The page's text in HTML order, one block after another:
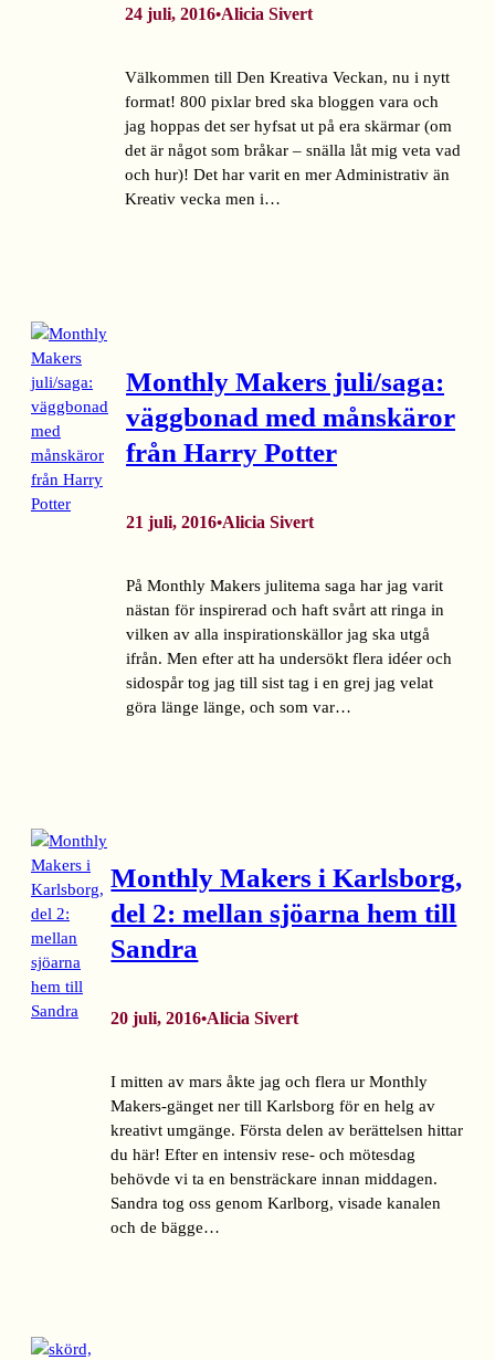
24 juli, 2016•Alicia Sivert
Välkommen till Den Kreativa Veckan, nu i nytt
format! 800 pixlar bred ska bloggen vara och
jag hoppas det ser hyfsat ut på era skärmar (om
det är något som bråkar – snälla låt mig veta vad
och hur)! Det har varit en mer Administrativ än
Kreativ vecka men i…
Monthly Makers juli/saga:
väggbonad med månskäror
från Harry Potter
21 juli, 2016•Alicia Sivert
På Monthly Makers julitema saga har jag varit
nästan för inspirerad och haft svårt att ringa in
vilken av alla inspirationskällor jag ska utgå
ifrån. Men efter att ha undersökt flera idéer och
sidospår tog jag till sist tag i en grej jag velat
göra länge länge, och som var…
Monthly Makers i Karlsborg,
del 2: mellan sjöarna hem till
Sandra
20 juli, 2016•Alicia Sivert
I mitten av mars åkte jag och flera ur Monthly
Makers-gänget ner till Karlsborg för en helg av
kreativt umgänge. Första delen av berättelsen hittar
du här! Efter en intensiv rese- och mötesdag
behövde vi ta en bensträckare innan middagen.
Sandra tog oss genom Karlborg, visade kanalen
och de bägge…